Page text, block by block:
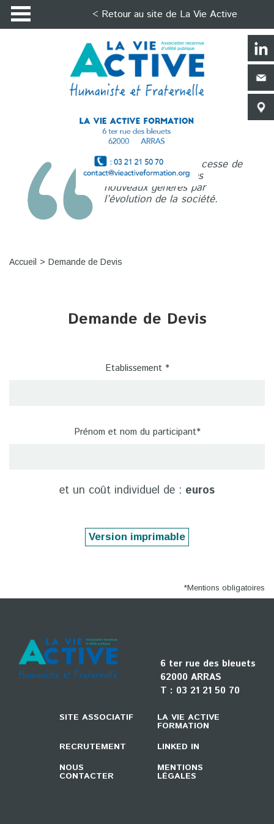
< Retour au site de La Vie Active
La Vie Active n’a de cesse de
répondre aux besoins
nouveaux générés par
l’évolution de la société.
Accueil Demande de Devis
Demande de Devis
Etablissement *
Prénom et nom du participant*
et un coût individuel de : euros
*Mentions obligatoires
6 ter rue des bleuets
62000 ARRAS
T : 03 21 21 50 70
SITE ASSOCIATIF LA VIE ACTIVE
FORMATION
RECRUTEMENT
LINKED IN
NOUS
CONTACTER
MENTIONS
LÉGALES